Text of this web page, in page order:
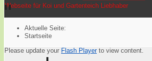
Webseite für Koi und Gartenteich Liebhaber
Aktuelle Seite:
Startseite
Please update your Flash Playerto view content.